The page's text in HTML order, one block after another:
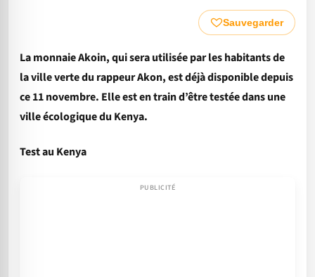
Sauvegarder
La monnaie Akoin, qui sera utilisée par les habitants de
la ville verte du rappeur Akon, est déjà disponible depuis
ce 11 novembre. Elle est en train d’être testée dans une
ville écologique du Kenya.
Test au Kenya